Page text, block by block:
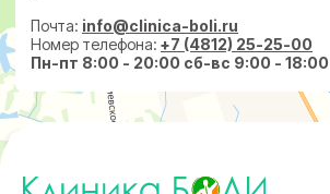
+7 (4812) 25-25-00
ул. Рыленкова, 11 Б
Пн-пт 8:00 - 20:00 сб-вс 9:00 - 18:00